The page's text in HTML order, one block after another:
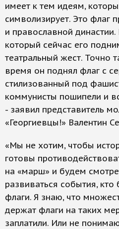
имеет к тем идеям,
символизирует. Это флаг
и православной
который сейчас его
театральный жест. Точно
время он поднял флаг с
стилизованный под
коммунисты пошипели и
- заявил представитель
«Георгиевцы!» Валентин
«Мы не хотим, чтобы
готовы
на «марш» и будем
развиваться события, кто
флаги. Я знаю, что
держат флаги на таких
заплатили. Или не